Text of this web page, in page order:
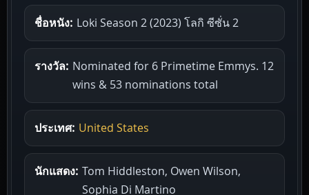
ชื่อหนัง: Loki Season 2 (2023) โลกิ ซีซั่น 2
รางวัล: Nominated for 6 Primetime Emmys. 12
wins & 53 nominations total
ประเทศ: United States
นักแสดง: Tom Hiddleston, Owen Wilson,
Sophia Di Martino